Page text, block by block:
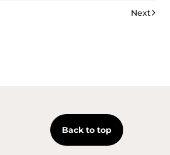
Next
Back to top